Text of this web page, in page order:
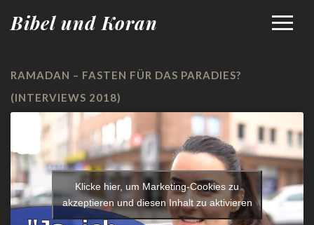
Bibel und Koran
RAMADAN – FASTEN FÜR DAS PARADIES?
(INTERVIEWS 2018)
Klicke hier, um Marketing-Cookies zu
akzeptieren und diesen Inhalt zu aktivieren